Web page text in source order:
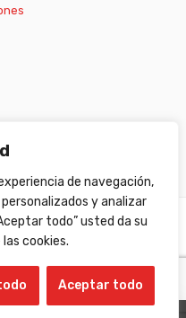
de navegación,
y analizar
todo” usted da su
cookies.
Aceptar todo
Right reserved!